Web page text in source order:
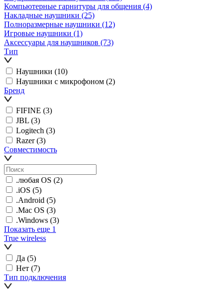
Компьютерные гарнитуры для общения (4)
Накладные наушники (25)
Полноразмерные наушники (12)
Игровые наушники (1)
Аксессуары для наушников (73)
Тип
Наушники (10)
Наушники с микрофоном (2)
Бренд
FIFINE (3)
JBL (3)
Logitech (3)
Razer (3)
Совместимость
.любая OS (2)
.iOS (5)
.Android (5)
.Mac OS (3)
.Windows (3)
Показать еще 1
True wireless
Да (5)
Нет (7)
Тип подключения